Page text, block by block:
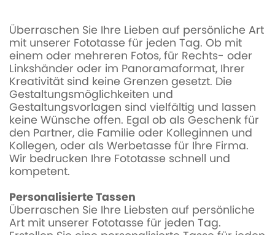
Überraschen Sie Ihre Lieben auf persönliche Art
mit unserer Fototasse für jeden Tag. Ob mit
einem oder mehreren Fotos, für Rechts- oder
Linkshänder oder im Panoramaformat, Ihrer
Kreativität sind keine Grenzen gesetzt. Die
Gestaltungsmöglichkeiten und
Gestaltungsvorlagen sind vielfältig und lassen
keine Wünsche offen. Egal ob als Geschenk für
den Partner, die Familie oder Kolleginnen und
Kollegen, oder als Werbetasse für Ihre Firma.
Wir bedrucken Ihre Fototasse schnell und
kompetent.
Personalisierte Tassen
Überraschen Sie Ihre Liebsten auf persönliche
Art mit unserer Fototasse für jeden Tag.